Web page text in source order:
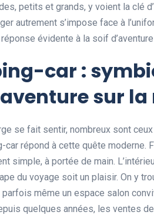
petits et grands, y voient la clé
autrement s’impose face à
évidente à la soif
car :
sur
se fait sentir, nombreux sont
car répond à cette quête
simple, à portée de main.
du voyage soit un plaisir. On y
même un espace salon
quelques années, les ventes